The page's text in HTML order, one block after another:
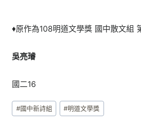
♦原作為108明道文學獎 國中散文組
吳亮璿
國二16
Post
Tags:
#國中新詩組 #明道文學獎